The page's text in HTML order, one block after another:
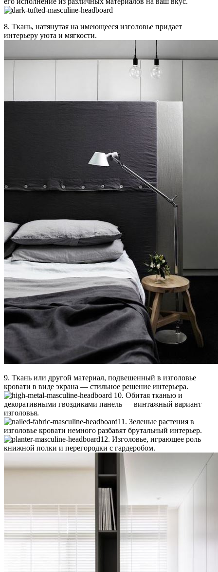
8. Ткань, натянутая на имеющееся изголовье придает
интерьеру уюта и мягкости.
9. Ткань или другой материал, подвешенный в изголовье
кровати в виде экрана — стильное решение интерьера.
10. Обитая тканью и
декоративными гвоздиками панель — винтажный вариант
изголовья.
11. Зеленые растения в
изголовье кровати немного разбавят брутальный интерьер.
12. Изголовье, играющее роль
книжной полки и перегородки с гардеробом.